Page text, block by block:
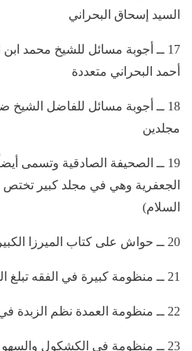
السيد إسحاق البحراني
17 ــ أجوبة مسائل للشيخ محمد
أحمد البحراني متعددة
18 ــ أجوبة مسائل للفاضل
مجلدين
19 ــ الصحيفة الصادقية وتسمى
الجعفرية وهي في مجلد كبير تختص
السلام)
20 ــ حواش على كتاب الميرزا الكبير في الرجال والنجاشي
21 ــ منظومة كبيرة في الفقه تبلغ الفين وخمسمائة بيت
22 ــ منظومة العمدة نظم الزبدة في الأصول
23 ــ منظومة في الكشكول والسهو مائة وخمسة وعشرون بيتا